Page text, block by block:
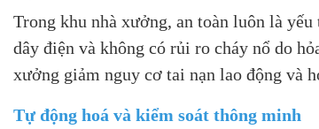
Trong khu nhà xưởng, an toàn luôn là
dây điện và không có rủi ro cháy nổ do
xưởng giảm nguy cơ tai nạn lao động và
Tự động hoá và kiểm soát thông minh